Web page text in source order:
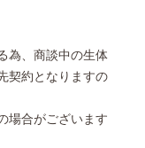
為、商談中の生体
契約となりますの
場合がございます